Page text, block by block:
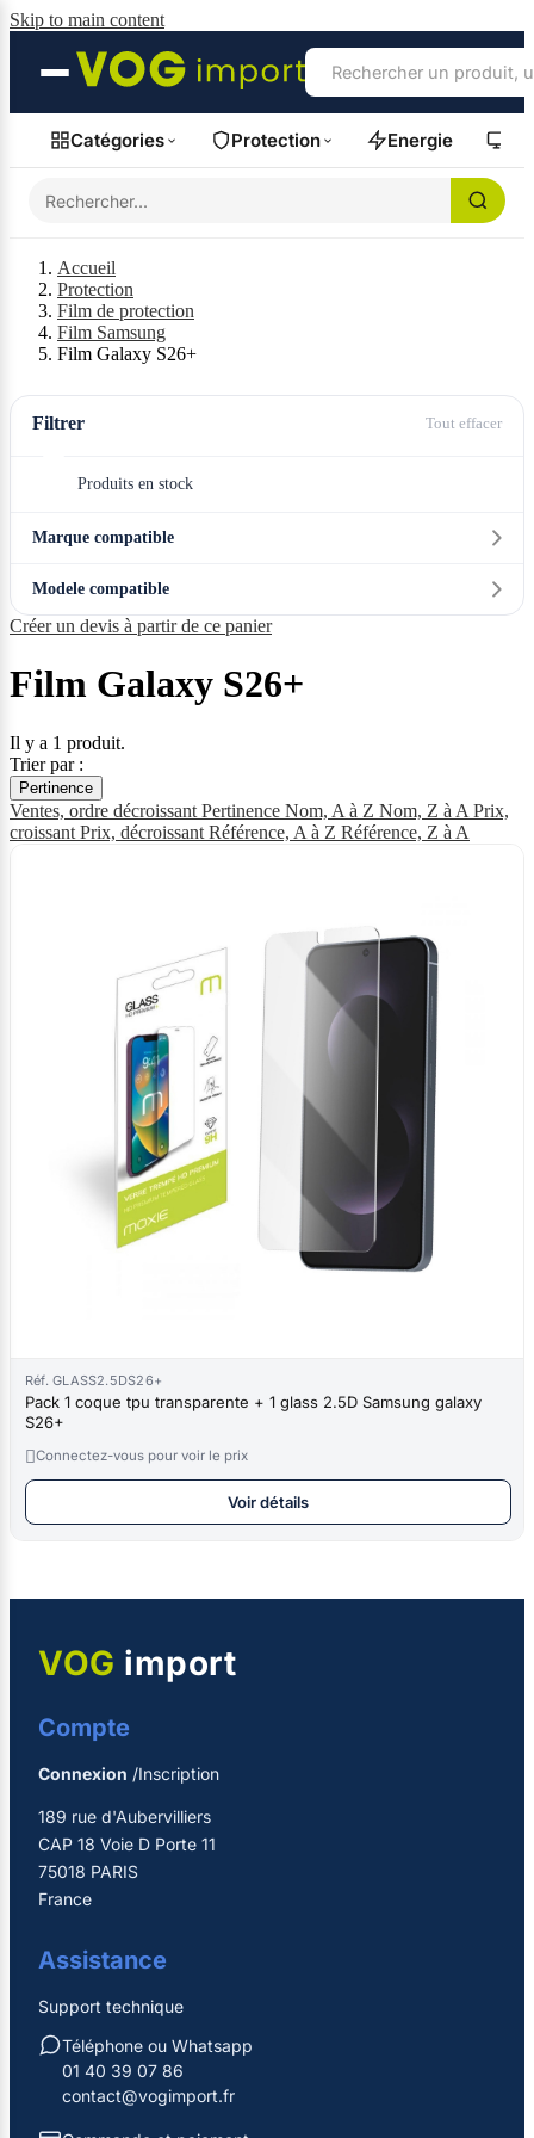
Skip to main content
Catégories Protection Energie
Accueil
Protection
Film de protection
Film Samsung
Film Galaxy S26+
Filtrer Tout effacer
Produits en stock
Marque compatible
Modele compatible
Créer un devis à partir de ce panier
Film Galaxy S26+
Il y a 1 produit.
Trier par :
Pertinence
Ventes, ordre décroissant Pertinence Nom, A à Z Nom, Z à A Prix,
croissant Prix, décroissant Référence, A à Z Référence, Z à A
Réf. GLASS2.5DS26+
Pack 1 coque tpu transparente + 1 glass 2.5D Samsung galaxy
S26+
Connectez-vous pour voir le prix
Voir détails
VOG import
Compte
Connexion /Inscription
189 rue d'Aubervilliers
CAP 18 Voie D Porte 11
75018 PARIS
France
Assistance
Support technique
Téléphone ou Whatsapp
01 40 39 07 86
contact@vogimport.fr